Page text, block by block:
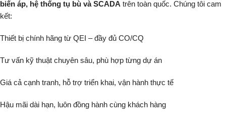
biến áp, hệ thống tụ bù và SCADA trên toàn quốc. Chúng tôi cam
kết:
Thiết bị chính hãng từ QEI – đầy đủ CO/CQ
Tư vấn kỹ thuật chuyên sâu, phù hợp từng dự án
Giá cả cạnh tranh, hỗ trợ triển khai, vận hành thực tế
Hậu mãi dài hạn, luôn đồng hành cùng khách hàng